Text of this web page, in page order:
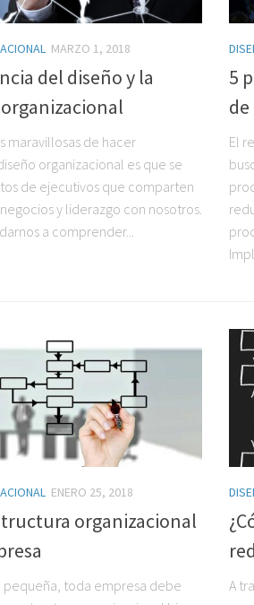
MARZO 1, 2018
del diseño y la
maravillosas de hacer
organizacional es que se
de ejecutivos que comparten
y liderazgo con nosotros.
a comprender...
5
El
ENERO 25, 2018
organizacional
pequeña, toda empresa debe
A